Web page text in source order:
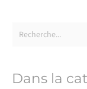
Dans la